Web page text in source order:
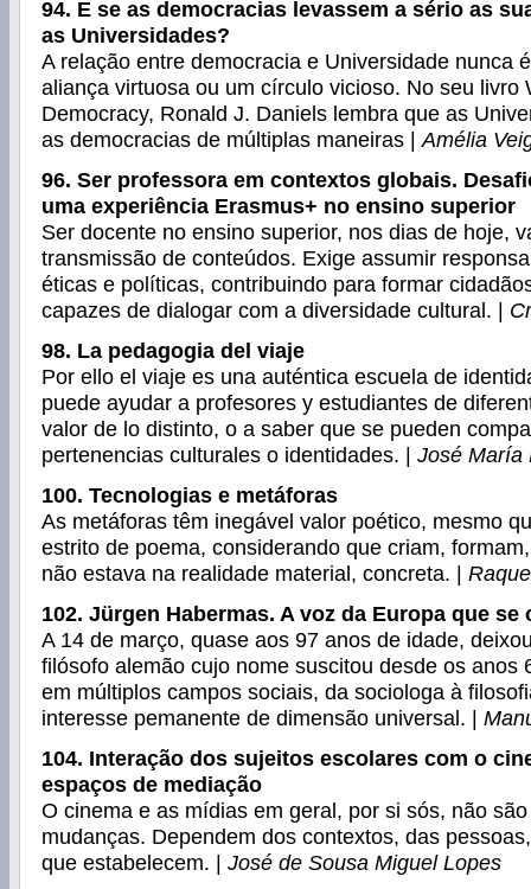
94. E se as democracias levassem a sério as
as Universidades?
A relação entre democracia e Universidade nunca
aliança virtuosa ou um círculo vicioso. No seu livro
Democracy, Ronald J. Daniels lembra que as
as democracias de múltiplas maneiras | Amélia
96. Ser professora em contextos globais.
uma experiência Erasmus+ no ensino superior
Ser docente no ensino superior, nos dias de hoje,
transmissão de conteúdos. Exige assumir
éticas e políticas, contribuindo para formar
capazes de dialogar com a diversidade cultural. |
98. La pedagogia del viaje
Por ello el viaje es una auténtica escuela de
puede ayudar a profesores y estudiantes de
valor de lo distinto, o a saber que se pueden
pertenencias culturales o identidades. | José María
100. Tecnologias e metáforas
As metáforas têm inegável valor poético, mesmo
estrito de poema, considerando que criam,
não estava na realidade material, concreta. |
102. Jürgen Habermas. A voz da Europa que se
A 14 de março, quase aos 97 anos de idade,
filósofo alemão cujo nome suscitou desde os anos
em múltiplos campos sociais, da sociologa à
interesse pemanente de dimensão universal. |
104. Interação dos sujeitos escolares com o
espaços de mediação
O cinema e as mídias em geral, por si sós, não
mudanças. Dependem dos contextos, das
que estabelecem. | José de Sousa Miguel Lopes